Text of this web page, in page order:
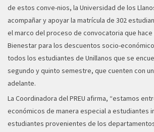
de estos conve-nios, la Universidad de los
acompañar y apoyar la matrícula de 302
el marco del proceso de convocatoria que hace
Bienestar para los descuentos socio-
todos los estudiantes de Unillanos que se
segundo y quinto semestre, que cuenten con
adelante.
La Coordinadora del PREU afirma, “estamos
económicos de manera especial a estudiantes
estudiantes provenientes de los